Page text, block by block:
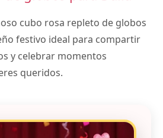
cubo rosa repleto de globos
festivo ideal para compartir
y celebrar momentos
queridos.